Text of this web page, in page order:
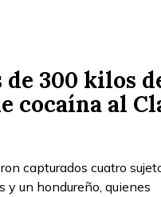
300 kilos
cocaína al
capturados cuatro
y un hondureño, quienes